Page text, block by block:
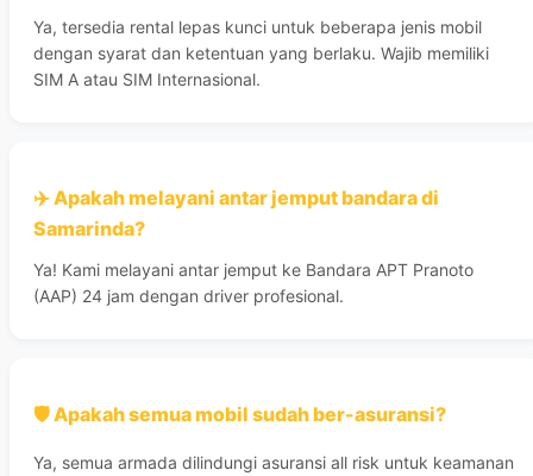
Ya, tersedia rental lepas kunci untuk beberapa jenis mobil
dengan syarat dan ketentuan yang berlaku. Wajib memiliki
SIM A atau SIM Internasional.
✈️ Apakah melayani antar jemput bandara di
Samarinda?
Ya! Kami melayani antar jemput ke Bandara APT Pranoto
(AAP) 24 jam dengan driver profesional.
🛡️ Apakah semua mobil sudah ber-asuransi?
Ya, semua armada dilindungi asuransi all risk untuk keamanan